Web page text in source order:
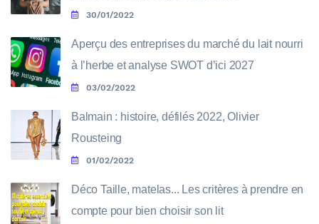
30/01/2022
Aperçu des entreprises du marché du lait nourri
à l’herbe et analyse SWOT d’ici 2027
03/02/2022
Balmain : histoire, défilés 2022, Olivier
Rousteing
01/02/2022
Déco Taille, matelas... Les critères à prendre en
compte pour bien choisir son lit